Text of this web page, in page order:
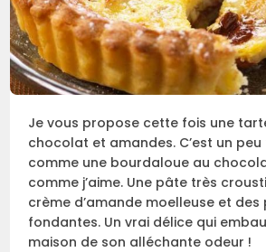
Je vous propose cette fois une
chocolat et amandes. C’est un
comme une bourdaloue au
comme j’aime. Une pâte très
crème d’amande moelleuse et des
fondantes. Un vrai délice qui
maison de son alléchante odeur !